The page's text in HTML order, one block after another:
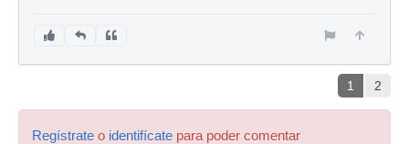
1 2
Regístrate o identifícate para poder comentar